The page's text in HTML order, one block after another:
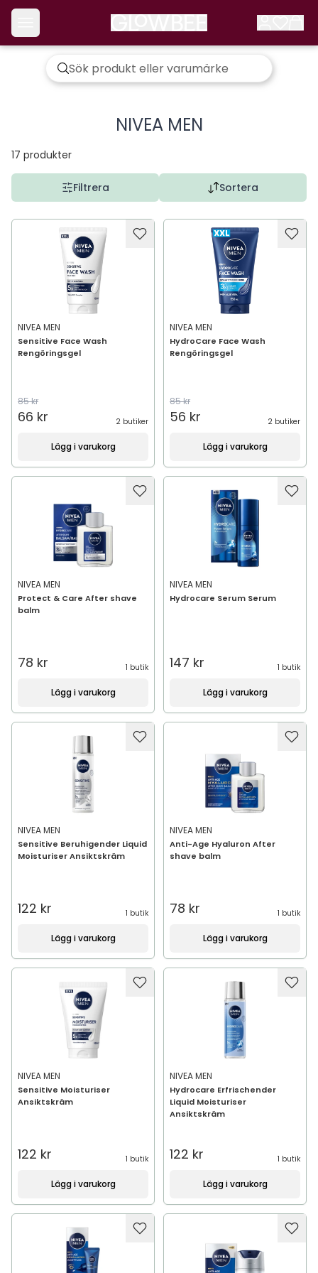
NIVEA MEN
17 produkter
Filtrera Sortera
NIVEA MEN
Sensitive Face Wash
Rengöringsgel
85 kr
66 kr 2 butiker
Lägg i varukorg
NIVEA MEN
HydroCare Face Wash
Rengöringsgel
85 kr
56 kr 2 butiker
Lägg i varukorg
NIVEA MEN
Protect & Care After shave
balm
78 kr 1 butik
Lägg i varukorg
NIVEA MEN
Hydrocare Serum Serum
147 kr 1 butik
Lägg i varukorg
NIVEA MEN
Sensitive Beruhigender Liquid
Moisturiser Ansiktskräm
122 kr 1 butik
Lägg i varukorg
NIVEA MEN
Anti-Age Hyaluron After
shave balm
78 kr 1 butik
Lägg i varukorg
NIVEA MEN
Sensitive Moisturiser
Ansiktskräm
122 kr 1 butik
Lägg i varukorg
NIVEA MEN
Hydrocare Erfrischender
Liquid Moisturiser
Ansiktskräm
122 kr 1 butik
Lägg i varukorg